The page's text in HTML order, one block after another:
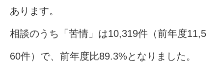
あります。
相談のうち「苦情」は10,319件（前年度11,5
60件）で、前年度比89.3%となりました。